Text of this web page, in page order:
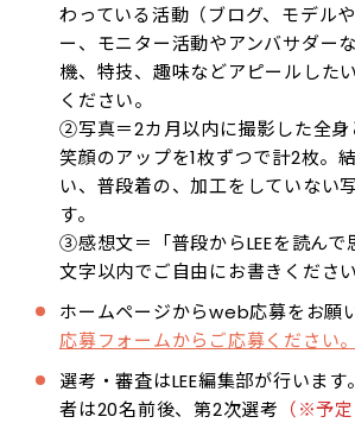
わっている活動（ブログ、モデル
ー、モニター活動やアンバサダー
機、特技、趣味などアピールした
ください。
②写真＝2カ月以内に撮影した全身
笑顔のアップを1枚ずつで計2枚。
い、普段着の、加工をしていない
す。
③感想文＝「普段からLEEを読ん
文字以内でご自由にお書きください
ホームページからweb応募をお願
応募フォームからご応募ください。
選考・審査はLEE編集部が行います
者は20名前後、第2次選考 （※予定